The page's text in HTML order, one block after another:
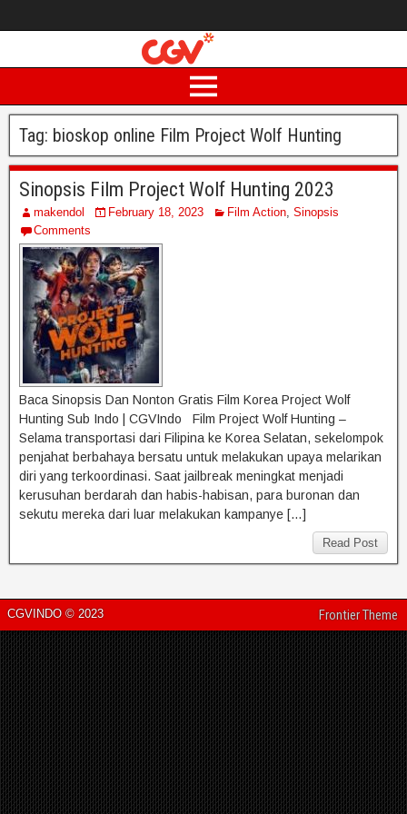
Tag: bioskop online Film Project Wolf Hunting
Sinopsis Film Project Wolf Hunting 2023
makendol February 18, 2023 Film Action, Sinopsis
Comments
Baca Sinopsis Dan Nonton Gratis Film Korea Project Wolf
Hunting Sub Indo | CGVIndo Film Project Wolf Hunting –
Selama transportasi dari Filipina ke Korea Selatan, sekelompok
penjahat berbahaya bersatu untuk melakukan upaya melarikan
diri yang terkoordinasi. Saat jailbreak meningkat menjadi
kerusuhan berdarah dan habis-habisan, para buronan dan
sekutu mereka dari luar melakukan kampanye […]
Read Post
CGVINDO © 2023 Frontier Theme